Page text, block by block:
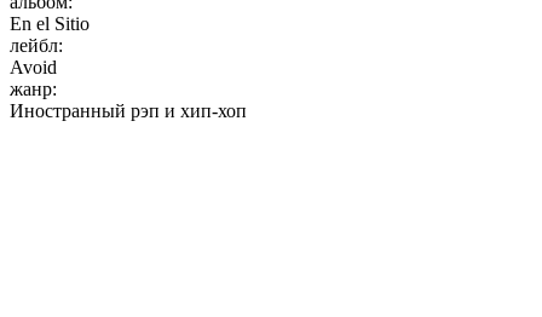
En el Sitio
лейбл:
Avoid
жанр:
Иностранный рэп и хип-хоп